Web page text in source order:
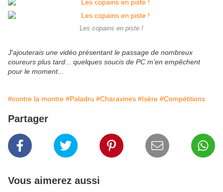
Les copains en piste !
J'ajouterais une vidéo présentant le passage de nombreux
coureurs plus tard... quelques soucis de PC m'en empêchent
pour le moment...
#contre la montre #Paladru #Charavines #Isère #Compétitions
Partager
Vous aimerez aussi